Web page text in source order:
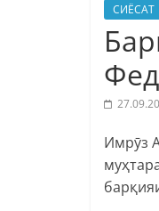
СИЁСАТ
Имрӯз